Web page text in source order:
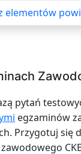
elementów
pytań
egzaminów
Przygotuj się